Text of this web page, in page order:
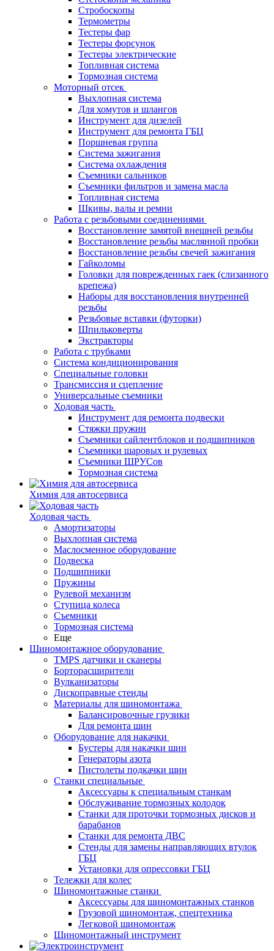
Стробоскопы
Термометры
Тестеры фар
Тестеры форсунок
Тестеры электрические
Топливная система
Тормозная система
Моторный отсек
Выхлопная система
Для хомутов и шлангов
Инструмент для дизелей
Инструмент для ремонта ГБЦ
Поршневая группа
Система зажигания
Система охлаждения
Съемники сальников
Съемники фильтров и замена масла
Топливная система
Шкивы, валы и ремни
Работа с резьбовыми соединениями
Восстановление замятой внешней резьбы
Восстановление резьбы маслянной пробки
Восстановление резьбы свечей зажигания
Гайколомы
Головки для поврежденных гаек (слизанного
крепежа)
Наборы для восстановления внутренней
резьбы
Резьбовые вставки (футорки)
Шпильковерты
Экстракторы
Работа с трубками
Система кондиционирования
Специальные головки
Трансмиссия и сцепление
Универсальные съемники
Ходовая часть
Инструмент для ремонта подвески
Стяжки пружин
Съемники сайлентблоков и подшипников
Съемники шаровых и рулевых
Съемники ШРУСов
Тормозная система
Химия для автосервиса
Ходовая часть
Амортизаторы
Выхлопная система
Маслосменное оборудование
Подвеска
Подшипники
Пружины
Рулевой механизм
Ступица колеса
Съемники
Тормозная система
Еще
Шиномонтажное оборудование
TMPS датчики и сканеры
Борторасширители
Вулканизаторы
Дископравные стенды
Материалы для шиномонтажа
Балансировочные грузики
Для ремонта шин
Оборудование для накачки
Бустеры для накачки шин
Генераторы азота
Пистолеты подкачки шин
Станки специальные
Аксессуары к специальным станкам
Обслуживание тормозных колодок
Станки для проточки тормозных дисков и
барабанов
Станки для ремонта ДВС
Стенды для замены направляющих втулок
ГБЦ
Установки для опрессовки ГБЦ
Тележки для колес
Шиномонтажные станки
Аксессуары для шиномонтажных станков
Грузовой шиномонтаж, спецтехника
Легковой шиномонтаж
Шиномонтажный инструмент